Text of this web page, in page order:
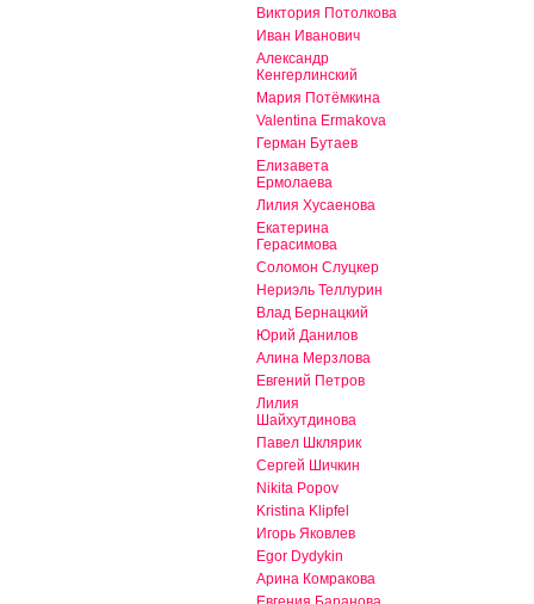
Виктория Потолкова
Иван Иванович
Александр
Кенгерлинский
Мария Потёмкина
Valentina Ermakova
Герман Бутаев
Елизавета
Ермолаева
Лилия Хусаенова
Екатерина
Герасимова
Соломон Слуцкер
Нериэль Теллурин
Влад Бернацкий
Юрий Данилов
Алина Мерзлова
Евгений Петров
Лилия
Шайхутдинова
Павел Шклярик
Сергей Шичкин
Nikita Popov
Kristina Klipfel
Игорь Яковлев
Egor Dydykin
Арина Комракова